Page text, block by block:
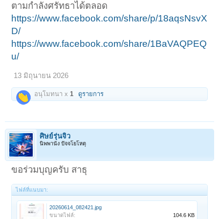
ตามกำลังศรัทธาได้ตลอด
https://www.facebook.com/share/p/18aqsNsvX
D/
https://www.facebook.com/share/1BaVAQPEQ
u/
13 มิถุนายน 2026
อนุโมทนา x1 ดูรายการ
ศิษย์รุ่นจิ๋ว
นิพพานัง ปัจจโยโหตุ
ขอร่วมบุญครับ สาธุ
ไฟล์ที่แนบมา:
20260614_082421.jpg
ขนาดไฟล์:
104.6 KB